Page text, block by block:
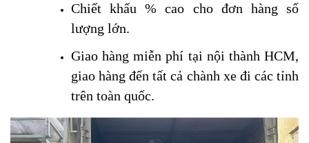
Chiết khấu % cao cho đơn hàng số
lượng lớn.
Giao hàng miễn phí tại nội thành HCM,
giao hàng đến tất cả chành xe đi các tỉnh
trên toàn quốc.